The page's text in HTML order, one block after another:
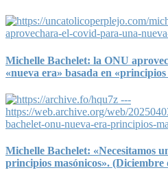
Michelle Bachelet: la ONU
«nueva era» basada en
Michelle Bachelet: «Necesitamos
principios masónicos». (Diciembre